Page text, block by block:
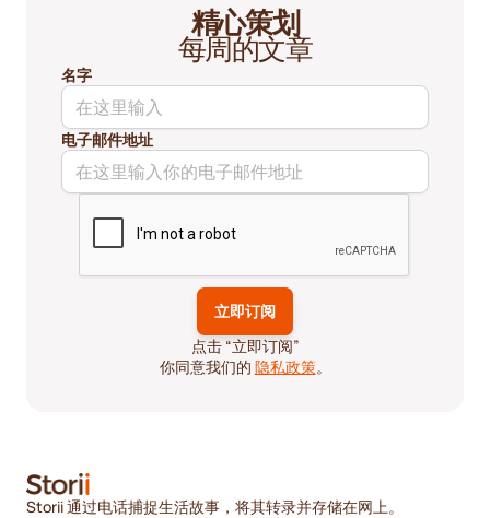
精心策划
每周的文章
名字
电子邮件地址
点击 “立即订阅”
你同意我们的 隐私政策。
Storii 通过电话捕捉生活故事，将其转录并存储在网上。